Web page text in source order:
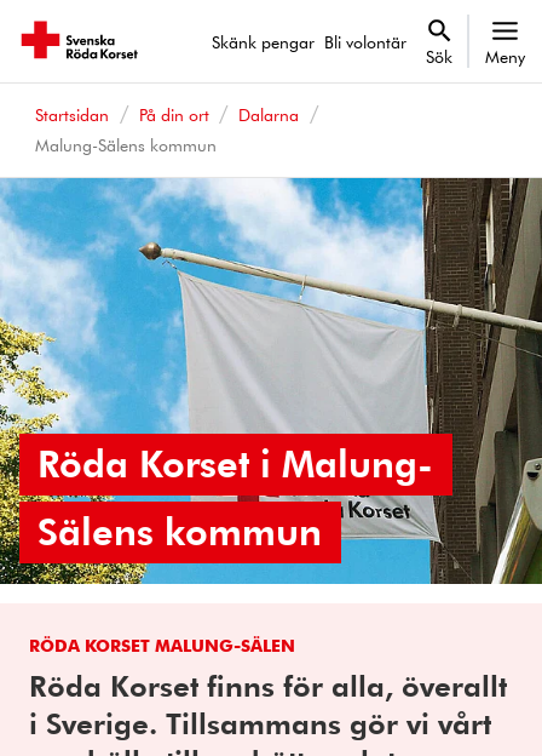
Skänk pengar Bli volontär
Sök Meny
Startsidan På din ort
Dalarna
Malung-Sälens kommun
Röda Korset i Malung-
Sälens kommun
RÖDA KORSET MALUNG-SÄLEN
Röda Korset finns för alla, överallt
i Sverige. Tillsammans gör vi vårt